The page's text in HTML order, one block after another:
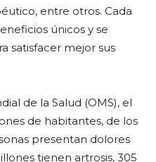
entre otros. Cada
únicos y se
satisfacer mejor sus
de la Salud (OMS), el
de habitantes, de los
presentan dolores
tienen artrosis, 305